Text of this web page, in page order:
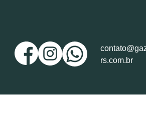
rs.com.br